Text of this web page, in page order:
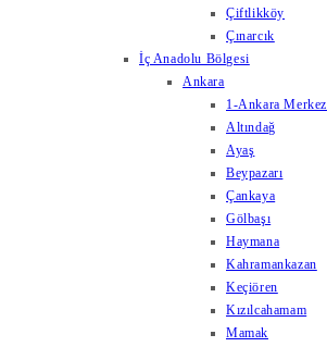
Çiftlikköy
Çınarcık
İç Anadolu Bölgesi
Ankara
1-Ankara Merkez
Altındağ
Ayaş
Beypazarı
Çankaya
Gölbaşı
Haymana
Kahramankazan
Keçiören
Kızılcahamam
Mamak